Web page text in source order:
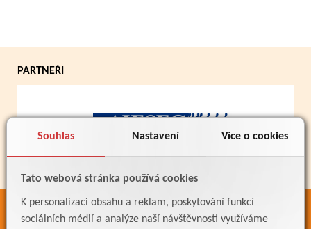
Souhlas Nastavení Více o cookies
Tato webová stránka používá cookies
K personalizaci obsahu a reklam, poskytování funkcí
sociálních médií a analýze naší návštěvnosti využíváme
PARTNEŘI
ODKAZY